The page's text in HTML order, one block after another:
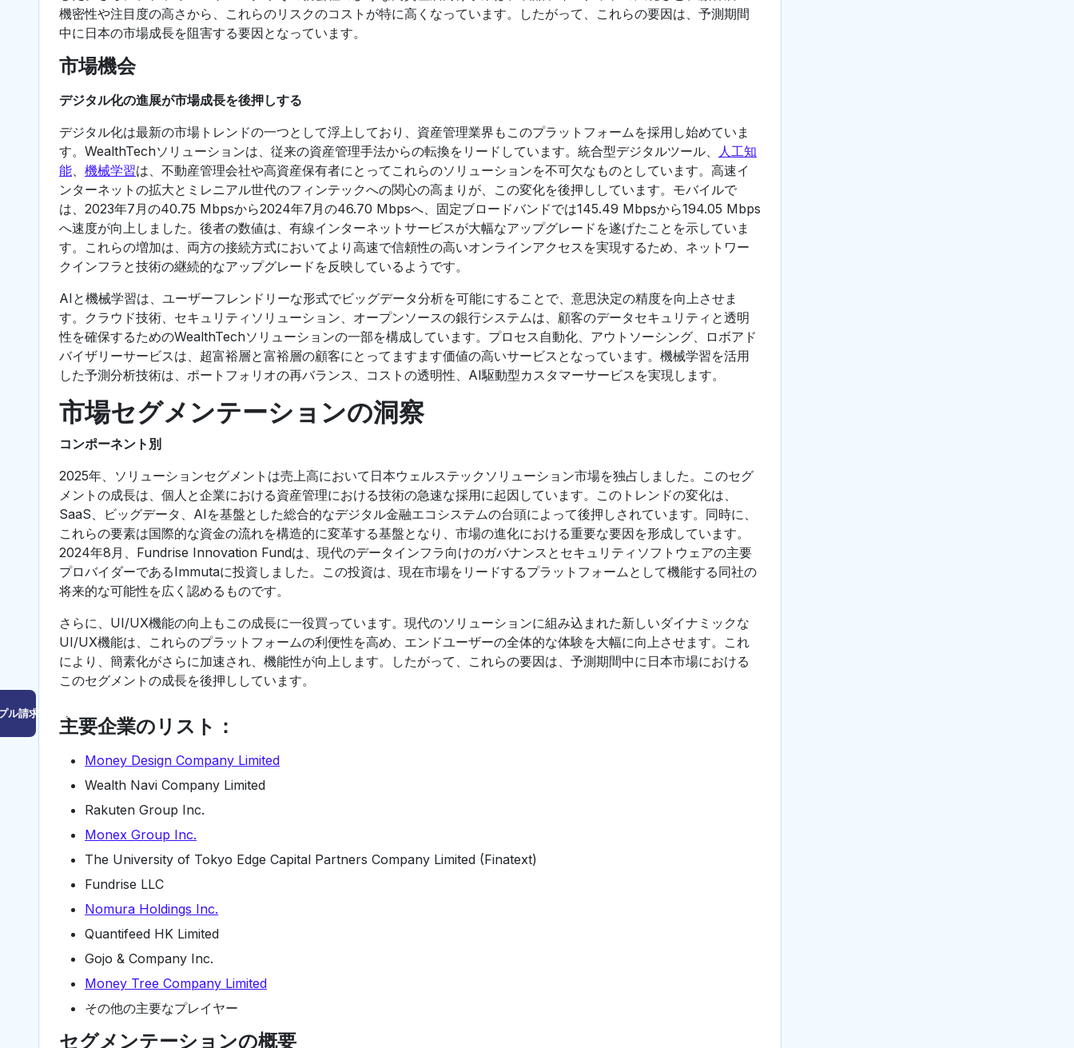
ル請求はこちら
機密性や注目度の高さから、これらのリスクのコストが特に高くなっています。したがって、これらの要因は、予測期間
中に日本の市場成長を阻害する要因となっています。
市場機会
デジタル化の進展が市場成長を後押しする
デジタル化は最新の市場トレンドの一つとして浮上しており、資産管理業界もこのプラットフォームを採用し始めていま
す。WealthTechソリューションは、従来の資産管理手法からの転換をリードしています。統合型デジタルツール、
人工知
能
機械学習は、不動産管理会社や高資産保有者にとってこれらのソリューションを不可欠なものとしています。高速イ
ンターネットの拡大とミレニアル世代のフィンテックへの関心の高まりが、この変化を後押ししています。モバイルで
は、2023年7月の40.75 Mbpsから2024年7月の46.70 Mbpsへ、固定ブロードバンドでは145.49 Mbpsから194.05 Mbps
へ速度が向上しました。後者の数値は、有線インターネットサービスが大幅なアップグレードを遂げたことを示していま
す。これらの増加は、両方の接続方式においてより高速で信頼性の高いオンラインアクセスを実現するため、ネットワー
クインフラと技術の継続的なアップグレードを反映しているようです。
AIと機械学習は、ユーザーフレンドリーな形式でビッグデータ分析を可能にすることで、意思決定の精度を向上させま
す。クラウド技術、セキュリティソリューション、オープンソースの銀行システムは、顧客のデータセキュリティと透明
性を確保するためのWealthTechソリューションの一部を構成しています。プロセス自動化、アウトソーシング、ロボアド
バイザリーサービスは、超富裕層と富裕層の顧客にとってますます価値の高いサービスとなっています。機械学習を活用
した予測分析技術は、ポートフォリオの再バランス、コストの透明性、AI駆動型カスタマーサービスを実現します。
市場セグメンテーションの洞察
コンポーネント別
2025年、ソリューションセグメントは売上高において日本ウェルステックソリューション市場を独占しました。このセグ
メントの成長は、個人と企業における資産管理における技術の急速な採用に起因しています。このトレンドの変化は、
SaaS、ビッグデータ、AIを基盤とした総合的なデジタル金融エコシステムの台頭によって後押しされています。同時に、
これらの要素は国際的な資金の流れを構造的に変革する基盤となり、市場の進化における重要な要因を形成しています。
2024年8月、Fundrise Innovation Fundは、現代のデータインフラ向けのガバナンスとセキュリティソフトウェアの主要
プロバイダーであるImmutaに投資しました。この投資は、現在市場をリードするプラットフォームとして機能する同社の
将来的な可能性を広く認めるものです。
さらに、UI/UX機能の向上もこの成長に一役買っています。現代のソリューションに組み込まれた新しいダイナミックな
UI/UX機能は、これらのプラットフォームの利便性を高め、エンドユーザーの全体的な体験を大幅に向上させます。これ
により、簡素化がさらに加速され、機能性が向上します。したがって、これらの要因は、予測期間中に日本市場における
このセグメントの成長を後押ししています。
主要企業のリスト：
Money Design Company Limited
Wealth Navi Company Limited
Rakuten Group Inc.
Monex Group Inc.
The University of Tokyo Edge Capital Partners Company Limited (Finatext)
Fundrise LLC
Nomura Holdings Inc.
Quantifeed HK Limited
Gojo & Company Inc.
Money Tree Company Limited
その他の主要なプレイヤー
セグメンテーションの概要